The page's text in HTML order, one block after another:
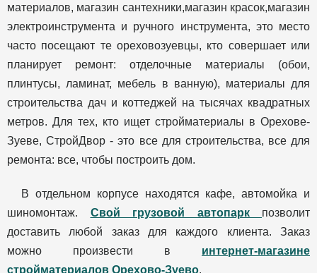
материалов, магазин сантехники,магазин красок,магазин
электроинструмента и ручного инструмента, это место
часто посещают те ореховозуевцы, кто совершает или
планирует ремонт: отделочные материалы (обои,
плинтусы, ламинат, мебель в ванную), материалы для
строительства дач и коттеджей на тысячах квадратных
метров. Для тех, кто ищет стройматериалы в Орехове-
Зуеве, СтройДвор - это все для строительства, все для
ремонта: все, чтобы построить дом.
В отдельном корпусе находятся кафе, автомойка и
шиномонтаж. Свой грузовой автопарк позволит
доставить любой заказ для каждого клиента. Заказ
можно произвести в интернет-магазине
стройматериалов Орехово-Зуево.